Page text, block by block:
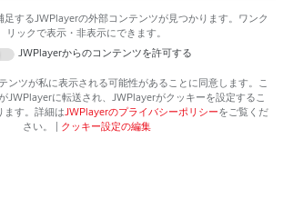
足するJWPlayerの外部コンテンツが見つかります。ワンク
リックで表示・非表示にできます。
JWPlayerからのコンテンツを許可する
ンツが私に表示される可能性があることに同意します。こ
JWPlayerに転送され、 JWPlayerがクッキーを設定するこ
ます。詳細はJWPlayerのプライバシーポリシーをご覧くだ
さい。
クッキー設定の編集